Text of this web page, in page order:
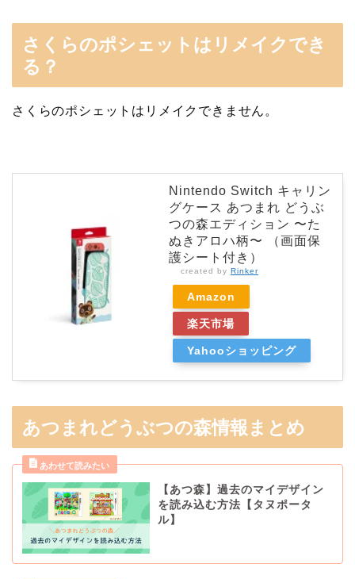
さくらのポシェットはリメイクでき
る？
さくらのポシェットはリメイクできません。
Nintendo Switch キャリン
グケース あつまれ どうぶ
つの森エディション 〜た
ぬきアロハ柄〜 （画面保
護シート付き）
created by Rinker
Amazon
楽天市場
Yahooショッピング
あつまれどうぶつの森情報まとめ
【あつ森】過去のマイデザイン
を読み込む方法【タヌポータ
ル】